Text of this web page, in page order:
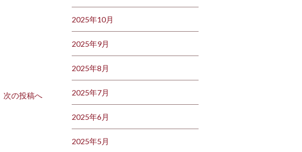
次の投稿へ
2025年10月
2025年9月
2025年8月
2025年7月
2025年6月
2025年5月